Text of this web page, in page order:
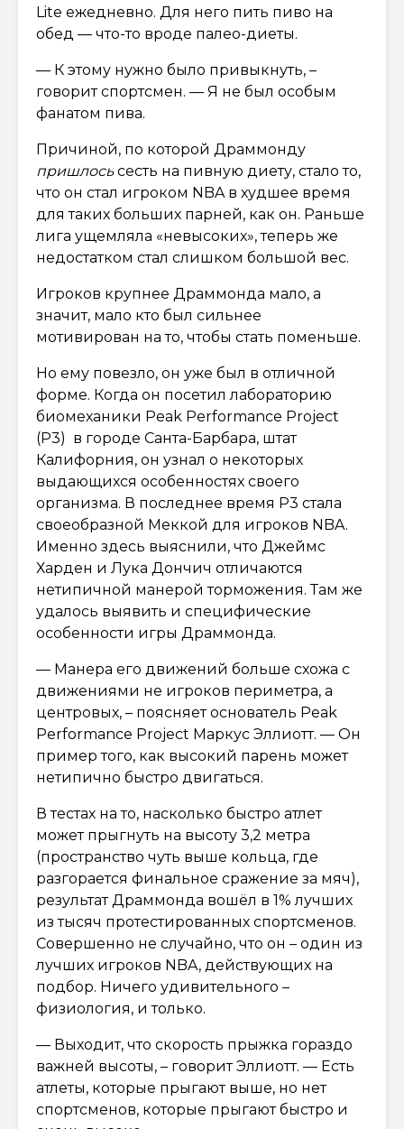
Lite ежедневно. Для него пить пиво на
обед — что-то вроде палео-диеты.
— К этому нужно было привыкнуть, –
говорит спортсмен. — Я не был особым
фанатом пива.
Причиной, по которой Драммонду
пришлосьсесть на пивную диету, стало то,
что он стал игроком NBA в худшее время
для таких больших парней, как он. Раньше
лига ущемляла «невысоких», теперь же
недостатком стал слишком большой вес.
Игроков крупнее Драммонда мало, а
значит, мало кто был сильнее
мотивирован на то, чтобы стать поменьше.
Но ему повезло, он уже был в отличной
форме. Когда он посетил лабораторию
биомеханики Peak Performance Project
(P3) в городе Санта-Барбара, штат
Калифорния, он узнал о некоторых
выдающихся особенностях своего
организма. В последнее время P3 стала
своеобразной Меккой для игроков NBA.
Именно здесь выяснили, что Джеймс
Харден и Лука Дончич отличаются
нетипичной манерой торможения. Там же
удалось выявить и специфические
особенности игры Драммонда.
— Манера его движений больше схожа с
движениями не игроков периметра, а
центровых, – поясняет основатель Peak
Performance Project Маркус Эллиотт. — Он
пример того, как высокий парень может
нетипично быстро двигаться.
В тестах на то, насколько быстро атлет
может прыгнуть на высоту 3,2 метра
(пространство чуть выше кольца, где
разгорается финальное сражение за мяч),
результат Драммонда вошёл в 1% лучших
из тысяч протестированных спортсменов.
Совершенно не случайно, что он – один из
лучших игроков NBA, действующих на
подбор. Ничего удивительного –
физиология, и только.
— Выходит, что скорость прыжка гораздо
важней высоты, – говорит Эллиотт. — Есть
атлеты, которые прыгают выше, но нет
спортсменов, которые прыгают быстро и